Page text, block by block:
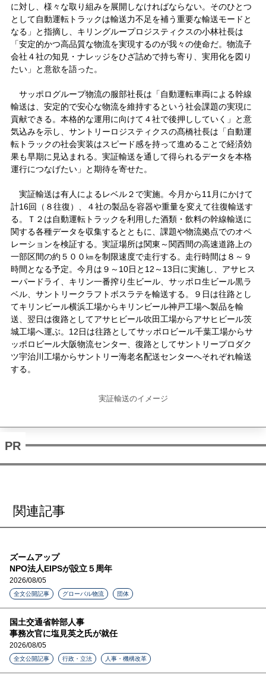
に対し、様々な取り組みを展開しなければならない。そのひとつ
として自動運転トラックは輸送力不足を補う重要な輸送モードと
なる」と指摘し、キリングループロジスティクスの小林社長は
「安定的かつ高品質な物流を実現するのが我々の使命だ。物流子
会社４社の知見・ナレッジをひざ詰めで持ち寄り、実用化を図り
たい」と意欲を語った。
サッポログループ物流の服部社長は「自動運転車両による幹線
輸送は、安定的で安心な物流を維持するという社会課題の実現に
貢献できる。本格的な運用に向けて４社で後押ししていく」と意
気込みを示し、サントリーロジスティクスの髙橋社長は「自動運
転トラックの社会実装はスピード感を持って進めることで経済効
果も早期に見込まれる。実証輸送を通して得られるデータを本格
運行につなげたい」と期待を寄せた。
実証輸送は有人によるレベル２で実施。今月から11月にかけて
計16回（８往復）、４社の製品を容器や重量を変えて往復輸送す
る。Ｔ２は自動運転トラックを利用した酒類・飲料の幹線輸送に
関する各種データを収集するとともに、課題や物流拠点でのオペ
レーションを検証する。実証場所は関東～関西間の高速道路上の
一部区間の約５００㎞を制限速度で走行する。走行時間は８～９
時間となる予定。今月は９～10日と12～13日に実施し、アサヒス
ーパードライ、キリン一番搾り生ビール、サッポロ生ビール黒ラ
ベル、サントリークラフトボスラテを輸送する。９日は往路とし
てキリンビール横浜工場からキリンビール神戸工場へ製品を輸
送、翌日は復路としてアサヒビール吹田工場からアサヒビール茨
城工場へ運ぶ。12日は往路としてサッポロビール千葉工場からサ
ッポロビール大阪物流センター、復路としてサントリープロダク
ツ宇治川工場からサントリー海老名配送センターへそれぞれ輸送
する。
実証輸送のイメージ
関連記事
ズームアップ
NPO法人EIPSが設立５周年
2026/08/05
全文公開記事 グローバル物流 団体
国土交通省幹部人事
事務次官に塩見英之氏が就任
2026/08/05
全文公開記事 行政・立法 人事・機構改革